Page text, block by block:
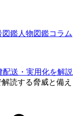
図鑑人物図鑑コラム
送・実用化を解説
読する脅威と備え